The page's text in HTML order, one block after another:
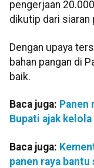
pengerjaan
dikutip dari
Dengan upaya
bahan pangan di
baik.
Baca juga: Panen
Bupati ajak
Baca juga:
panen raya bantu